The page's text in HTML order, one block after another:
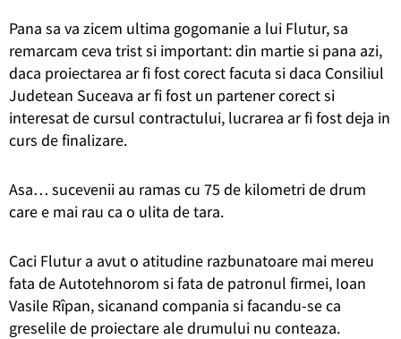
Pana sa va zicem ultima gogomanie a lui Flutur, sa
remarcam ceva trist si important: din martie si pana azi,
daca proiectarea ar fi fost corect facuta si daca Consiliul
Judetean Suceava ar fi fost un partener corect si
interesat de cursul contractului, lucrarea ar fi fost deja in
curs de finalizare.
Asa… sucevenii au ramas cu 75 de kilometri de drum
care e mai rau ca o ulita de tara.
Caci Flutur a avut o atitudine razbunatoare mai mereu
fata de Autotehnorom si fata de patronul firmei, Ioan
Vasile Rîpan, sicanand compania si facandu-se ca
greselile de proiectare ale drumului nu conteaza.